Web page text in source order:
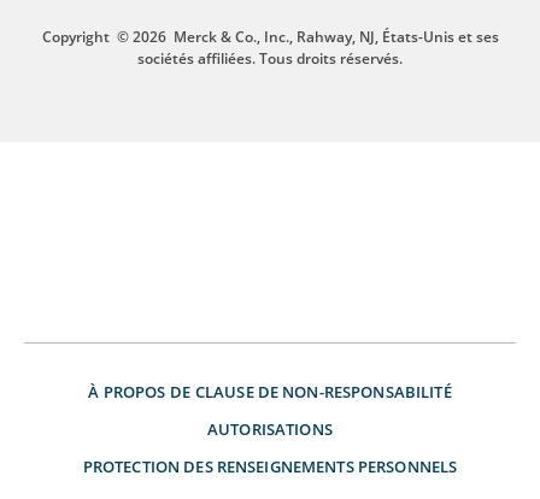
Copyright © 2026 Merck & Co., Inc., Rahway, NJ, États-Unis et ses
sociétés affiliées. Tous droits réservés.
À PROPOS DE CLAUSE DE NON-RESPONSABILITÉ
AUTORISATIONS
PROTECTION DES RENSEIGNEMENTS PERSONNELS